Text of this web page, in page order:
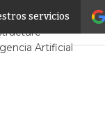
servicios
Sostenibilidad
Artificial